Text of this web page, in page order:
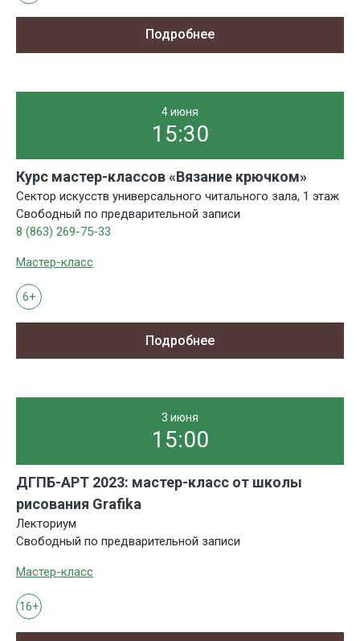
Подробнее
4 июня
15:30
Курс мастер-классов «Вязание крючком»
Сектор искусств универсального читального зала, 1 этаж
Свободный по предварительной записи
8 (863) 269-75-33
Мастер-класс
6+
Подробнее
3 июня
15:00
ДГПБ-АРТ 2023: мастер-класс от школы
рисования Grafika
Лекториум
Свободный по предварительной записи
Мастер-класс
16+